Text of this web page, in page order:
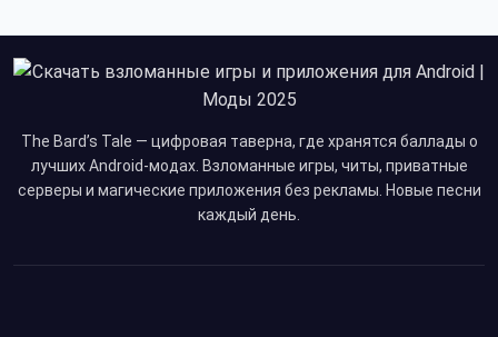
The Bard’s Tale — цифровая таверна, где хранятся баллады о
лучших Android-модах. Взломанные игры, читы, приватные
серверы и магические приложения без рекламы. Новые песни
каждый день.